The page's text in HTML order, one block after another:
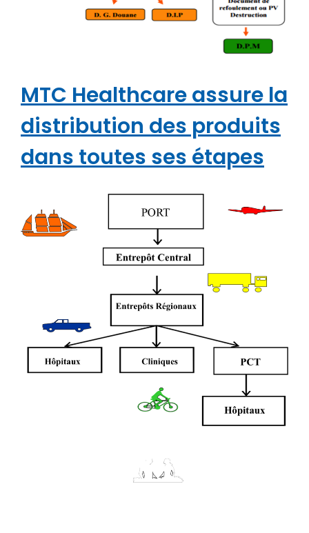
MTC Healthcare assure la
distribution des produits
dans toutes ses étapes